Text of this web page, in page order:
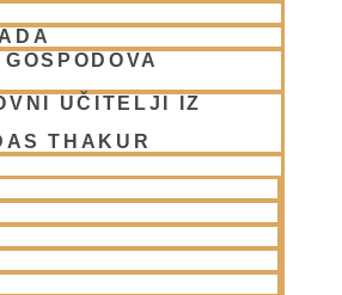
UČITELJI IZ
THAKUR
v Ljubljani